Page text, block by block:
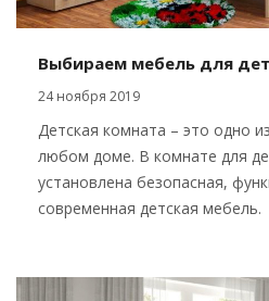
Выбираем мебель для
24 ноября 2019
Детская комната – это одно
любом доме. В комнате для
установлена безопасная,
современная детская мебель.